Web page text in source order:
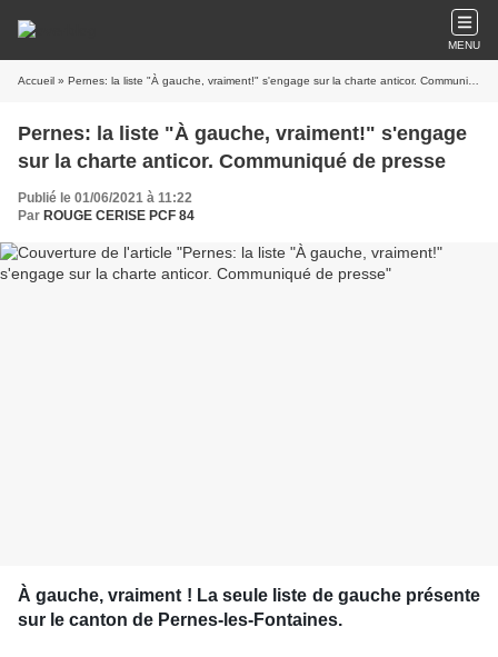
MENU
Accueil » Pernes: la liste "À gauche, vraiment!" s'engage sur la charte anticor. Communiqué de presse
Pernes: la liste "À gauche, vraiment!" s'engage
sur la charte anticor. Communiqué de presse
Publié le 01/06/2021 à 11:22
Par ROUGE CERISE PCF 84
À gauche, vraiment ! La seule liste de gauche présente
sur le canton de Pernes-les-Fontaines.